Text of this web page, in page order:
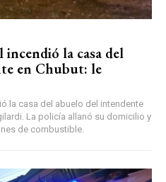
incendió la casa del
en Chubut: le
la casa del abuelo del intendente
La policía allanó su domicilio y
de combustible.